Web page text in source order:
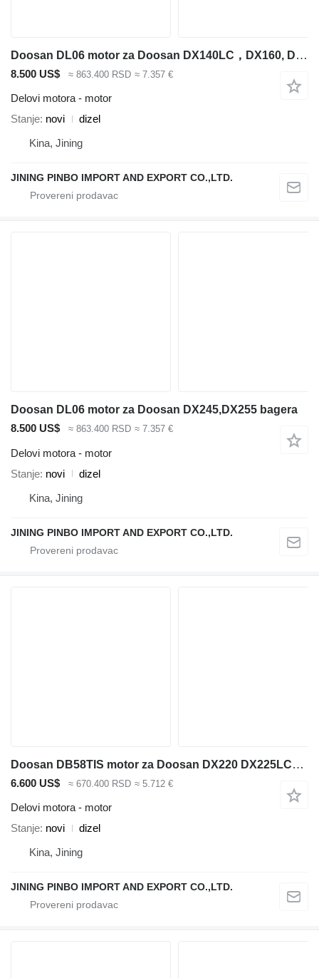
Doosan DL06 motor za Doosan DX140LC，DX160, DX180 bagera
8.500 US$ ≈ 863.400 RSD ≈ 7.357 €
Delovi motora - motor
Stanje novi
dizel
Kina, Jining
JINING PINBO IMPORT AND EXPORT CO.,LTD.
Doosan DL06 motor za Doosan DX245,DX255 bagera
8.500 US$
≈ 863.400 RSD ≈ 7.357 €
Delovi motora - motor
Stanje novi
dizel
Kina, Jining
JINING PINBO IMPORT AND EXPORT CO.,LTD.
Doosan DB58TIS motor za Doosan DX220 DX225LCA bagera
6.600 US$ ≈ 670.400 RSD ≈ 5.712 €
Delovi motora - motor
Stanje novi
dizel
Kina, Jining
JINING PINBO IMPORT AND EXPORT CO.,LTD.